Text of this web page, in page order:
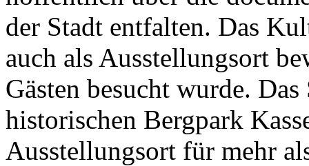
der Stadt entfalten. Das
auch als Ausstellungsort
Gästen besucht wurde.
historischen Bergpark
Ausstellungsort für mehr